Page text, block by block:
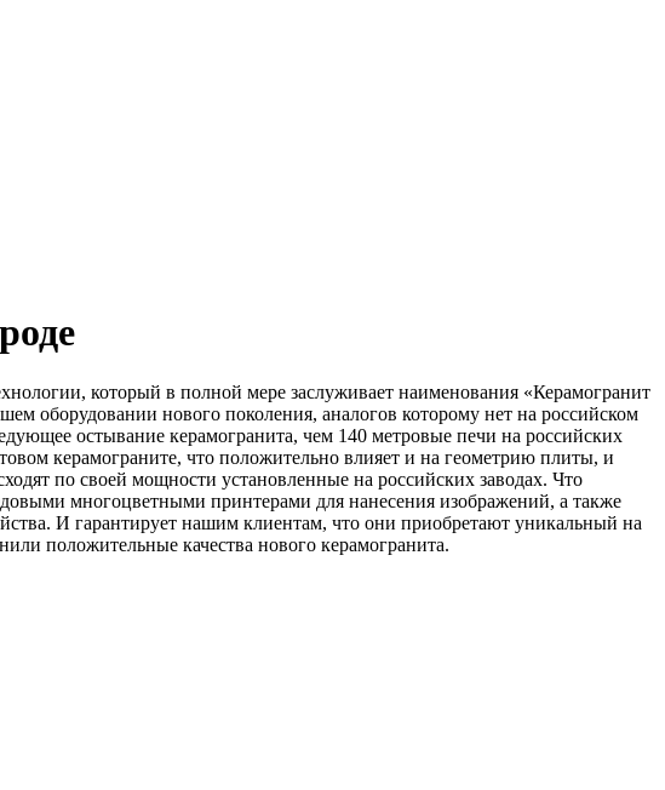
который в полной мере заслуживает наименования «Керамогранит
оборудовании нового поколения, аналогов которому нет на российском
остывание керамогранита, чем 140 метровые печи на российских
керамограните, что положительно влияет и на геометрию плиты, и
по своей мощности установленные на российских заводах. Что
многоцветными принтерами для нанесения изображений, а также
И гарантирует нашим клиентам, что они приобретают уникальный на
положительные качества нового керамогранита.